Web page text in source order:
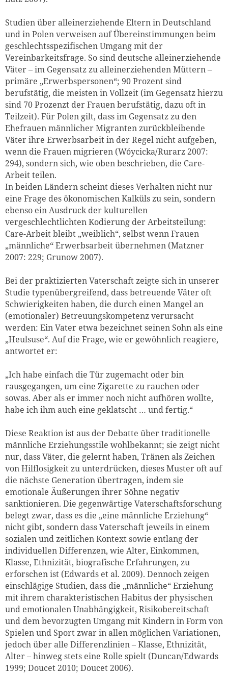
Studien über alleinerziehende Eltern in Deutschland
und in Polen verweisen auf Übereinstimmungen beim
geschlechtsspezifischen Umgang mit der
Vereinbarkeitsfrage. So sind deutsche alleinerziehende
Väter – im Gegensatz zu alleinerziehenden Müttern –
primäre „Erwerbspersonen“; 90 Prozent sind
berufstätig, die meisten in Vollzeit (im Gegensatz hierzu
sind 70 Prozenzt der Frauen berufstätig, dazu oft in
Teilzeit). Für Polen gilt, dass im Gegensatz zu den
Ehefrauen männlicher Migranten zurückbleibende
Väter ihre Erwerbsarbeit in der Regel nicht aufgeben,
wenn die Frauen migrieren (Wóycicka/Rurarz 2007:
294), sondern sich, wie oben beschrieben, die Care-
Arbeit teilen.
In beiden Ländern scheint dieses Verhalten nicht nur
eine Frage des ökonomischen Kalküls zu sein, sondern
ebenso ein Ausdruck der kulturellen
vergeschlechtlichten Kodierung der Arbeitsteilung:
Care-Arbeit bleibt „weiblich“, selbst wenn Frauen
„männliche“ Erwerbsarbeit übernehmen (Matzner
2007: 229; Grunow 2007).
Bei der praktizierten Vaterschaft zeigte sich in unserer
Studie typenübergreifend, dass betreuende Väter oft
Schwierigkeiten haben, die durch einen Mangel an
(emotionaler) Betreuungskompetenz verursacht
werden: Ein Vater etwa bezeichnet seinen Sohn als eine
„Heulsuse“. Auf die Frage, wie er gewöhnlich reagiere,
antwortet er:
„Ich habe einfach die Tür zugemacht oder bin
rausgegangen, um eine Zigarette zu rauchen oder
sowas. Aber als er immer noch nicht aufhören wollte,
habe ich ihm auch eine geklatscht … und fertig.“
Diese Reaktion ist aus der Debatte über traditionelle
männliche Erziehungsstile wohlbekannt; sie zeigt nicht
nur, dass Väter, die gelernt haben, Tränen als Zeichen
von Hilflosigkeit zu unterdrücken, dieses Muster oft auf
die nächste Generation übertragen, indem sie
emotionale Äußerungen ihrer Söhne negativ
sanktionieren. Die gegenwärtige Vaterschaftsforschung
belegt zwar, dass es die „eine männliche Erziehung“
nicht gibt, sondern dass Vaterschaft jeweils in einem
sozialen und zeitlichen Kontext sowie entlang der
individuellen Differenzen, wie Alter, Einkommen,
Klasse, Ethnizität, biografische Erfahrungen, zu
erforschen ist (Edwards et al. 2009). Dennoch zeigen
einschlägige Studien, dass die „männliche“ Erziehung
mit ihrem charakteristischen Habitus der physischen
und emotionalen Unabhängigkeit, Risikobereitschaft
und dem bevorzugten Umgang mit Kindern in Form von
Spielen und Sport zwar in allen möglichen Variationen,
jedoch über alle Differenzlinien – Klasse, Ethnizität,
Alter – hinweg stets eine Rolle spielt (Duncan/Edwards
1999; Doucet 2010; Doucet 2006).